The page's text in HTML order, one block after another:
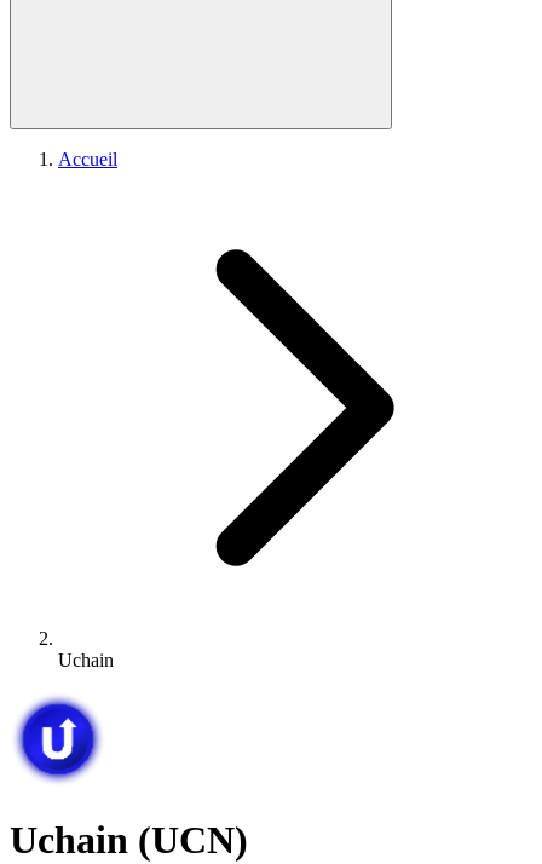
Accueil
Uchain
Uchain (UCN)